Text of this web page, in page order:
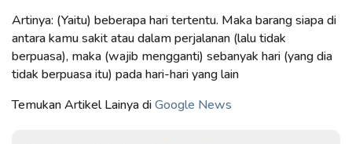
Artinya: (Yaitu) beberapa hari tertentu. Maka barang siapa di
antara kamu sakit atau dalam perjalanan (lalu tidak
berpuasa), maka (wajib mengganti) sebanyak hari (yang dia
tidak berpuasa itu) pada hari-hari yang lain
Temukan Artikel Lainya diGoogle News